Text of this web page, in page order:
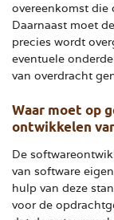
overeenkomst die
Daarnaast moet
precies wordt
eventuele
van overdracht
Waar moet op
ontwikkelen
De
van software
hulp van deze
voor de